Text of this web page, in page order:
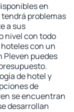
en
problemas
a sus
nivel con todo
con un
Pleven puedes
de hotel y
de
se encuentran
desarrollan